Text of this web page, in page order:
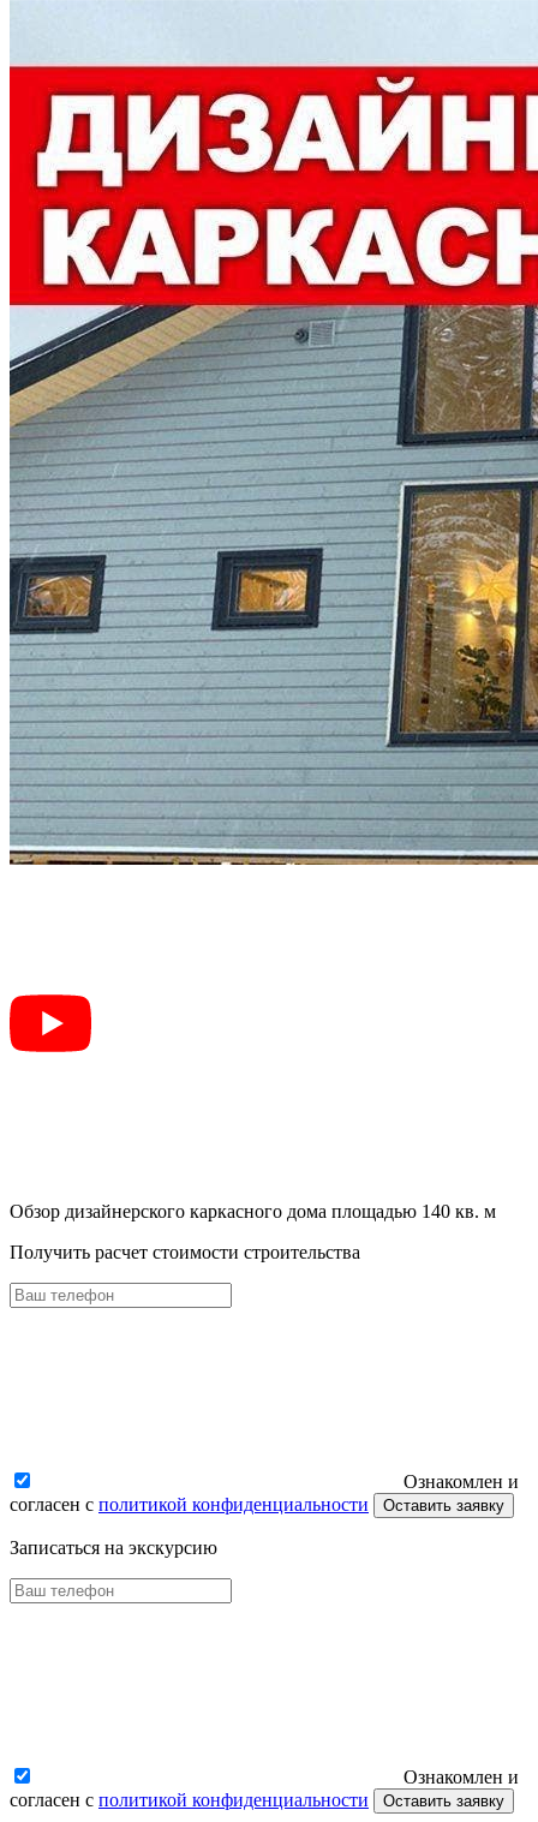
Обзор дизайнерского каркасного дома площадью 140 кв. м
Получить расчет стоимости строительства
Ознакомлен и
согласен с политикой конфиденциальности Оставить заявку
Записаться на экскурсию
Ознакомлен и
согласен с политикой конфиденциальности Оставить заявку